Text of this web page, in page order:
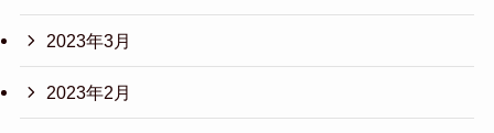
2023年3月
2023年2月